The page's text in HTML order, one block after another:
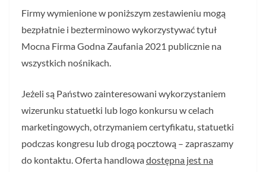
Firmy wymienione w poniższym zestawieniu mogą
bezpłatnie i bezterminowo wykorzystywać tytuł
Mocna Firma Godna Zaufania 2021 publicznie na
wszystkich nośnikach.
Jeżeli są Państwo zainteresowani wykorzystaniem
wizerunku statuetki lub logo konkursu w celach
marketingowych, otrzymaniem certyfikatu, statuetki
podczas kongresu lub drogą pocztową – zapraszamy
do kontaktu. Oferta handlowadostępna jest na